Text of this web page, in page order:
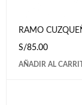
RAMO
S/85.00
AÑADIR AL